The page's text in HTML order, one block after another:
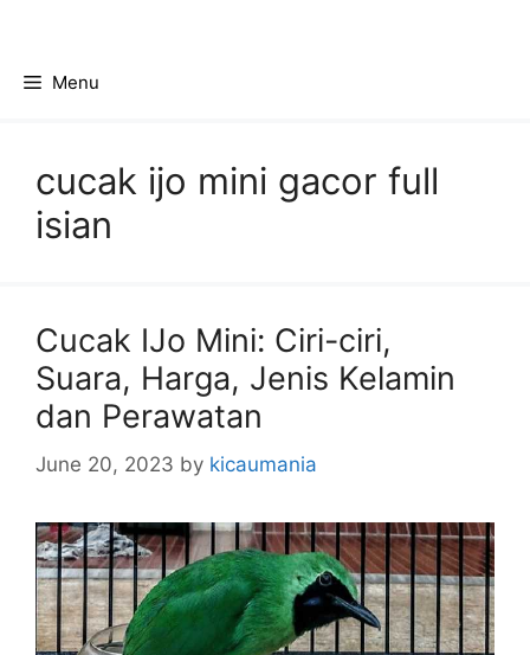
contentMenu
cucak ijo mini gacor full
isian
Cucak IJo Mini: Ciri-ciri,
Suara, Harga, Jenis Kelamin
dan Perawatan
June 20, 2023 by kicaumania